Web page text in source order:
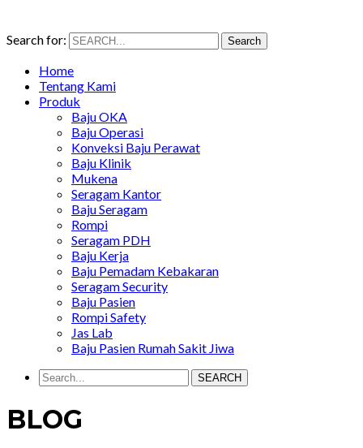
Search for: Search
Home
Tentang Kami
Produk
Baju OKA
Baju Operasi
Konveksi Baju Perawat
Baju Klinik
Mukena
Seragam Kantor
Baju Seragam
Rompi
Seragam PDH
Baju Kerja
Baju Pemadam Kebakaran
Seragam Security
Baju Pasien
Rompi Safety
Jas Lab
Baju Pasien Rumah Sakit Jiwa
SEARCH
BLOG